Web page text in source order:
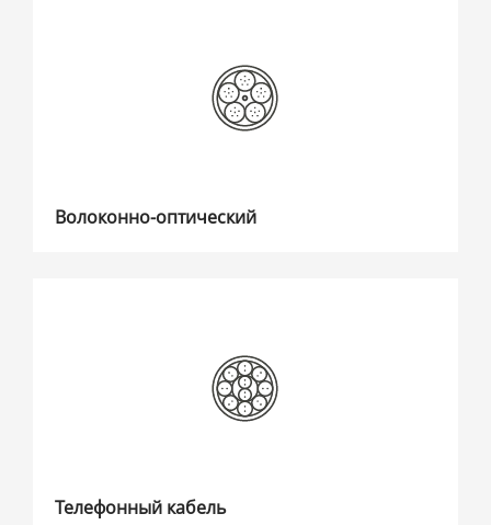
Волоконно-оптический
Телефонный кабель